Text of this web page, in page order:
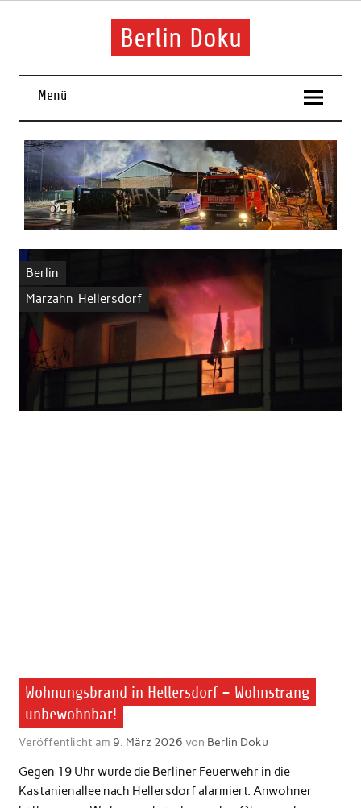
Skip
Berlin Doku
Menü
Berlin
Marzahn-Hellersdorf
Wohnungsbrand in Hellersdorf – Wohnstrang
unbewohnbar!
Veröffentlicht am 9. März 2026 von Berlin Doku
Gegen 19 Uhr wurde die Berliner Feuerwehr in die
Kastanienallee nach Hellersdorf alarmiert. Anwohner